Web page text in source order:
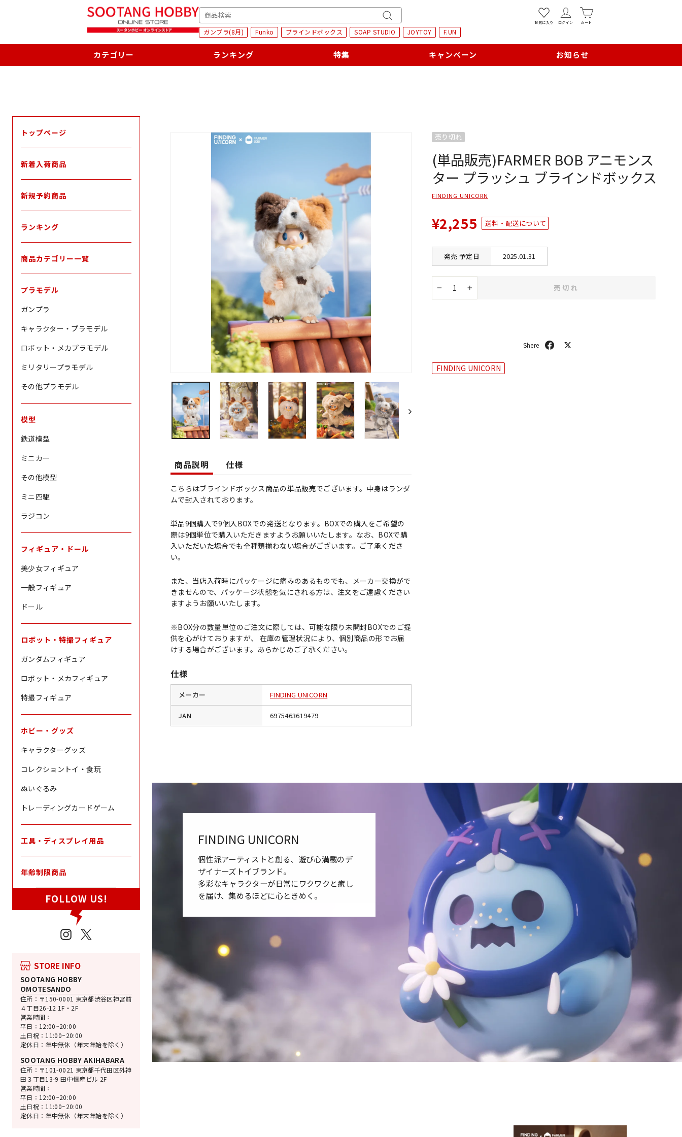
SEARCH
キ
ー
ガンプラ(8月) Funko ブラインドボックス SOAP STUDIO JOYTOY F.UN
お気に入り ログイン カート
カテゴリー ランキング 特集 キャンペーン お知らせ
トップページ
新着入荷商品
新規予約商品
ランキング
商品カテゴリー一覧
プラモデル
ガンプラ
キャラクター・プラモデル
ロボット・メカプラモデル
ミリタリープラモデル
その他プラモデル
模型
鉄道模型
ミニカー
その他模型
ミニ四駆
ラジコン
フィギュア・ドール
美少女フィギュア
一般フィギュア
ドール
ロボット・特撮フィギュア
ガンダムフィギュア
ロボット・メカフィギュア
特撮フィギュア
ホビー・グッズ
キャラクターグッズ
コレクショントイ・食玩
ぬいぐるみ
トレーディングカードゲーム
工具・ディスプレイ用品
年齢制限商品
FOLLOW US!
Instagram
STORE INFO
SOOTANG HOBBY
OMOTESANDO
住所：〒150-0001 東京都渋谷区神宮前
４丁目26-12 1F・2F
営業時間：
平日：12:00~20:00
土日祝：11:00~20:00
定休日：年中無休（年末年始を除く）
SOOTANG HOBBY AKIHABARA
住所：〒101-0021 東京都千代田区外神
田３丁目13-9 田中恒産ビル 2F
営業時間：
平日：12:00~20:00
土日祝：11:00~20:00
定休日：年中無休（年末年始を除く）
商品説明 仕様
こちらはブラインドボックス商品の単品販売でございます。中身はランダ
ムで封入されております。
単品9個購入で9個入BOXでの発送となります。BOXでの購入をご希望の
際は9個単位で購入いただきますようお願いいたします。なお、BOXで購
入いただいた場合でも全種類揃わない場合がございます。ご了承くださ
い。
また、当店入荷時にパッケージに痛みのあるものでも、メーカー交換がで
きませんので、パッケージ状態を気にされる方は、注文をご遠慮ください
ますようお願いいたします。
※BOX分の数量単位のご注文に際しては、可能な限り未開封BOXでのご提
供を心がけておりますが、 在庫の管理状況により、個別商品の形でお届
けする場合がございます。あらかじめご了承ください。
仕様
メーカー FINDING UNICORN
JAN 6975463619479
売り切れ
(単品販売)FARMER BOB アニモンス
ター プラッシュ ブラインドボックス
FINDING UNICORN
¥2,255 送料・配送について
発売 予定日 2025.01.31
+
売切れ
シ
FINDING UNICORN
FINDING UNICORN
個性派アーティストと創る、遊び心満載のデ
ザイナーズトイブランド。
多彩なキャラクターが日常にワクワクと癒し
を届け、集めるほどに心ときめく。